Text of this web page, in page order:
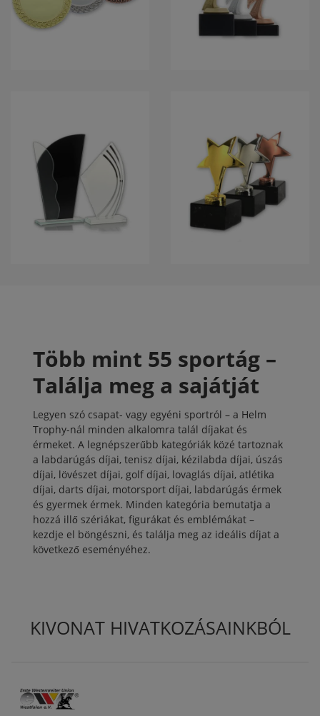
DÍJAK
TISZTELETBELI
DÍJAK
Több mint 55 sportág –
Találja meg a sajátját
Legyen szó csapat- vagy egyéni sportról – a Helm
Trophy-nál minden alkalomra talál díjakat és
érmeket. A legnépszerűbb kategóriák közé tartoznak
a labdarúgás díjai, tenisz díjai, kézilabda díjai, úszás
díjai, lövészet díjai, golf díjai, lovaglás díjai, atlétika
díjai, darts díjai, motorsport díjai, labdarúgás érmek
és gyermek érmek. Minden kategória bemutatja a
hozzá illő szériákat, figurákat és emblémákat –
kezdje el böngészni, és találja meg az ideális díjat a
következő eseményéhez.
KIVONAT HIVATKOZÁSAINKBÓL